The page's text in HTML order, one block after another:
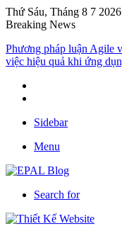
Thứ Sáu, Tháng 8 7 2026
Breaking News
Phương pháp luận Agile
việc hiệu quả khi ứng
Sidebar
Menu
Search for